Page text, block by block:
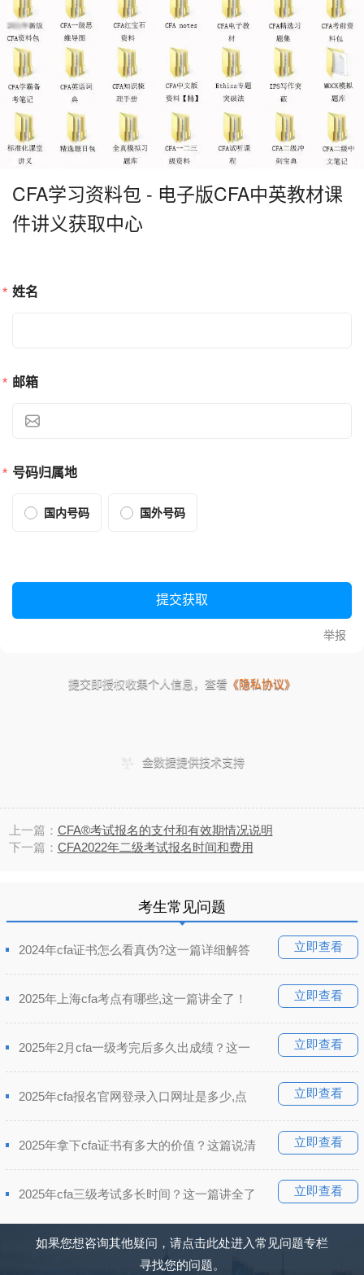
上一篇： CFA®考试报名的支付和有效期情况说明
下一篇： CFA2022年二级考试报名时间和费用
考生常见问题
立即查看
2024年cfa证书怎么看真伪?这一篇详细解答
立即查看
2025年上海cfa考点有哪些,这一篇讲全了！
立即查看
2025年2月cfa一级考完后多久出成绩？这一
立即查看
2025年cfa报名官网登录入口网址是多少,点
立即查看
2025年拿下cfa证书有多大的价值？这篇说清
立即查看
2025年cfa三级考试多长时间？这一篇讲全了
如果您想咨询其他疑问，请点击此处进入常见问题专栏
寻找您的问题。